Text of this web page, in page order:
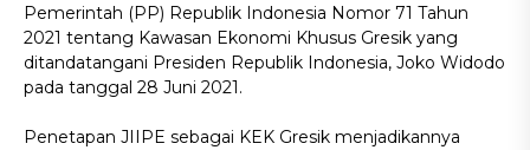
Pemerintah (PP) Republik Indonesia Nomor 71 Tahun
2021 tentang Kawasan Ekonomi Khusus Gresik yang
ditandatangani Presiden Republik Indonesia, Joko Widodo
pada tanggal 28 Juni 2021.
Penetapan JIIPE sebagai KEK Gresik menjadikannya